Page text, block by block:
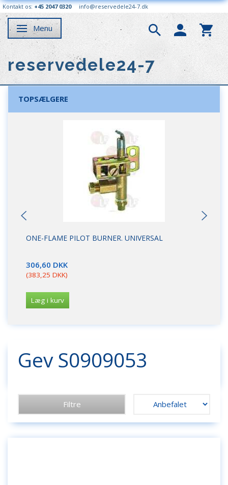
Kontakt os:+45 2047 0320 info@reservedele24-7.dk
Skifte navigation
Menu
reservedele24-7
TOPSÆLGERE
ONE-FLAME PILOT BURNER. UNIVERSAL
306,60 DKK
(383,25 DKK)
Læg i kurv
Gev S0909053
Filtre